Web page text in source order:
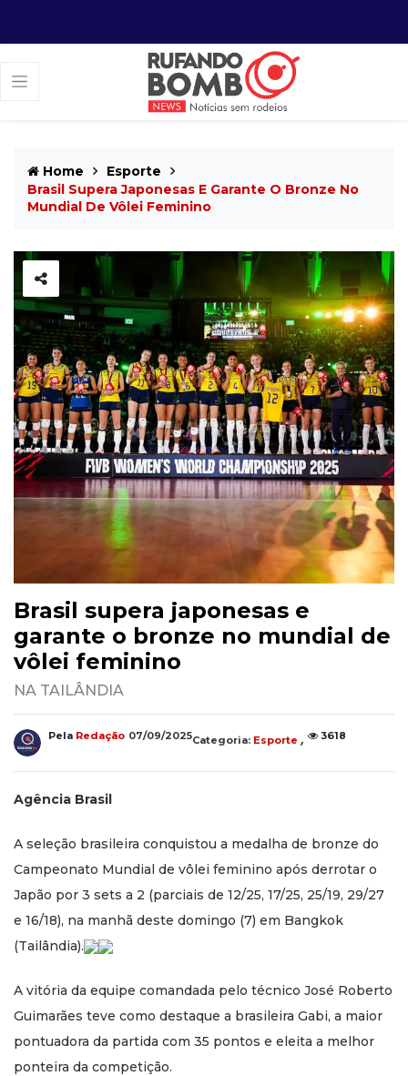
Home
Esporte
Brasil Supera Japonesas E Garante O Bronze No
Mundial De Vôlei Feminino
Brasil supera japonesas e
garante o bronze no mundial de
vôlei feminino
NA TAILÂNDIA
Pela Redação 07/09/2025Categoria: Esporte , 3618
Agência Brasil
A seleção brasileira conquistou a medalha de bronze do
Campeonato Mundial de vôlei feminino após derrotar o
Japão por 3 sets a 2 (parciais de 12/25, 17/25, 25/19, 29/27
e 16/18), na manhã deste domingo (7) em Bangkok
(Tailândia).
A vitória da equipe comandada pelo técnico José Roberto
Guimarães teve como destaque a brasileira Gabi, a maior
pontuadora da partida com 35 pontos e eleita a melhor
ponteira da competição.